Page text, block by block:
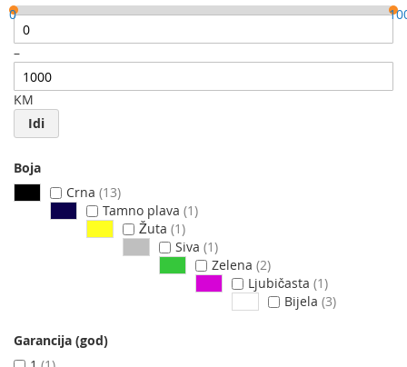
0
–
KM
Idi
Boja
Crna 13
Tamno plava 1
Žuta 1
Siva 1
Zelena 2
Ljubičasta 1
Bijela 3
Garancija (god)